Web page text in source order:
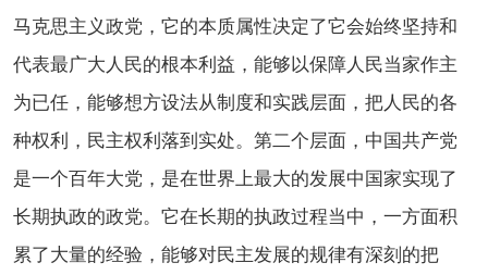
马克思主义政党，它的本质属性决定了它会始终坚持和
代表最广大人民的根本利益，能够以保障人民当家作主
为已任，能够想方设法从制度和实践层面，把人民的各
种权利，民主权利落到实处。第二个层面，中国共产党
是一个百年大党，是在世界上最大的发展中国家实现了
长期执政的政党。它在长期的执政过程当中，一方面积
累了大量的经验，能够对民主发展的规律有深刻的把